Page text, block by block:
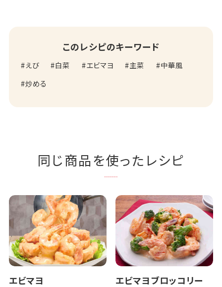
このレシピのキーワード
えび 白菜 エビマヨ 主菜
中華風
炒める
同じ商品を使ったレシピ
エビマヨ エビマヨブロッコリー